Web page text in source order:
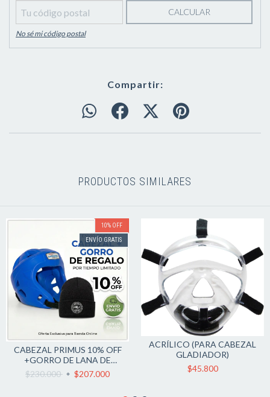
CALCULAR
No sé mi código postal
Compartir:
PRODUCTOS SIMILARES
10% OFF
ENVÍO GRATIS
CABEZAL PRIMUS 10% OFF
+GORRO DE LANA DE
REGALO + ENVIO GRATIS
$230.000 $207.000
ACRÍLICO (PARA CABEZAL
GLADIADOR)
$45.800